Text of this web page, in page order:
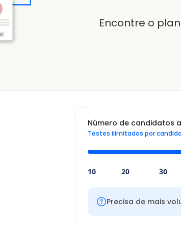
Encontre o
Número de candidatos
Testes ilimitados por
10 20 30
Precisa de mais